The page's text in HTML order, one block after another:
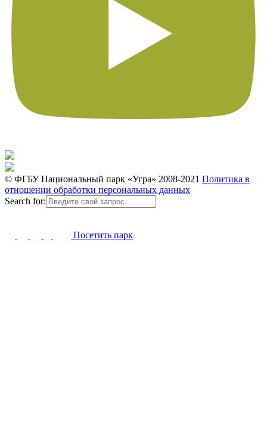
© ФГБУ Национальный парк «Угра» 2008-2021 Политика в
отношении обработки персональных данных
Search for:
Посетить парк